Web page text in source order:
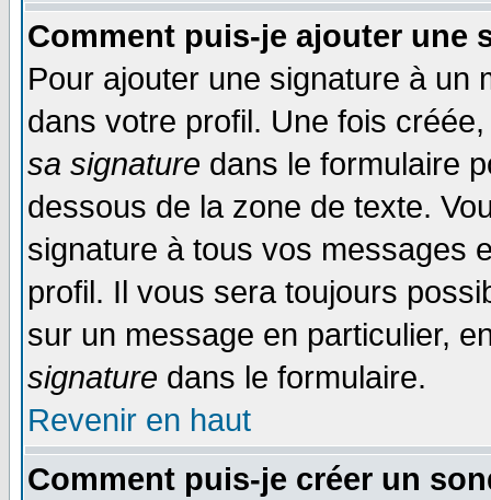
Comment puis-je ajouter une
Pour ajouter une signature à un
dans votre profil. Une fois
sa signature dans le formulaire
dessous de la zone de texte.
signature à tous vos messages
profil. Il vous sera toujours
sur un message en particulier,
signature dans le formulaire.
Revenir en haut
Comment puis-je créer un